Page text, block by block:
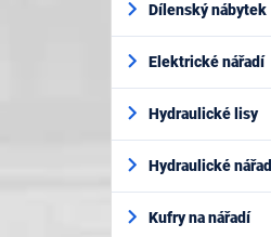
Dílenský nábytek
Elektrické nářadí
Hydraulické lisy
Hydraulické
Kufry na nářadí